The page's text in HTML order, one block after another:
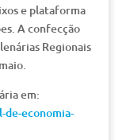
e plataforma
A confecção
Regionais
em:
economia-